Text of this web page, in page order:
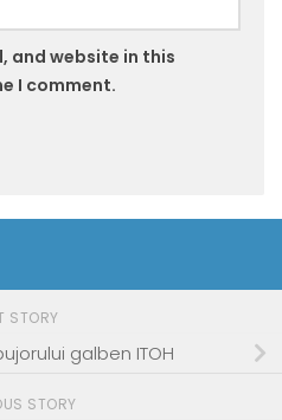
and website in this
I comment.
STORY
galben ITOH
STORY